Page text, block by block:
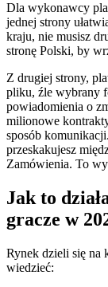
Dla wykonawcy
jednej strony
kraju, nie musisz
stronę Polski, by
Z drugiej strony,
pliku, źle wybrany
powiadomienia o
milionowe
sposób
przeskakujesz
Zamówienia. To
Jak to
gracze w
Rynek dzieli się na
wiedzieć: